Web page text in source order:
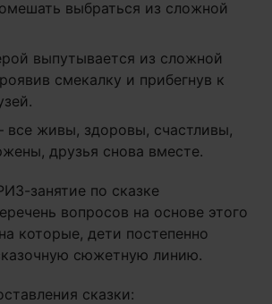
выбраться из сложной
выпутывается из сложной
смекалку и прибегнув к
все живы, здоровы, счастливы,
друзья снова вместе.
занятие по сказке
вопросов на основе этого
которые, дети постепенно
сюжетную линию.
сказки: